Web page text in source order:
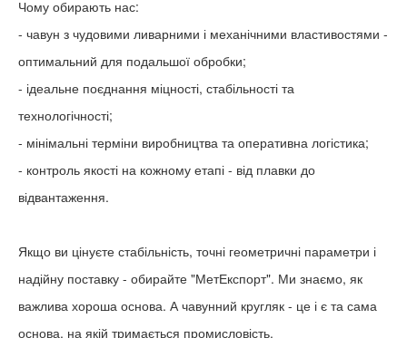
Чому обирають нас:
- чавун з чудовими ливарними і механічними властивостями -
оптимальний для подальшої обробки;
- ідеальне поєднання міцності, стабільності та
технологічності;
- мінімальні терміни виробництва та оперативна логістика;
- контроль якості на кожному етапі - від плавки до
відвантаження.
Якщо ви цінуєте стабільність, точні геометричні параметри і
надійну поставку - обирайте "МетЕкспорт". Ми знаємо, як
важлива хороша основа. А чавунний кругляк - це і є та сама
основа, на якій тримається промисловість.